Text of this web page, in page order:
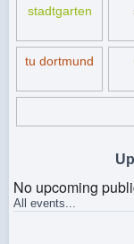
stadtgarten
tu dortmund
No upcoming
All events...